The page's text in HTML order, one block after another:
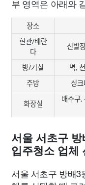
부 영역은 아래와
장소
현관/베란
다
신발
방/거실
벽,
주방
싱
화장실
배수구,
서울 서초구
입주청소 업체
서울 서초구 방배3